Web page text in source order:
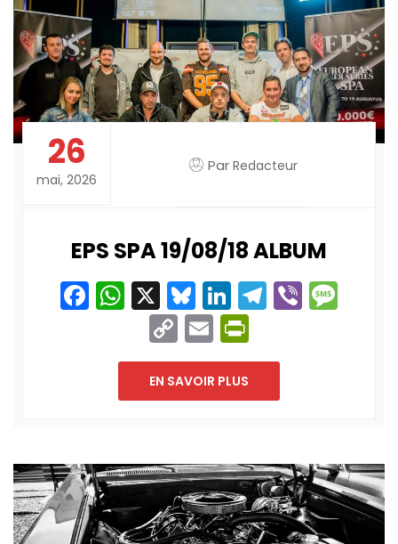
26
mai, 2026
Par Redacteur
EPS SPA 19/08/18 ALBUM
Facebook
WhatsApp
X Bluesky
LinkedIn
Telegram
Viber
Copy
Link
Email
EN SAVOIR PLUS